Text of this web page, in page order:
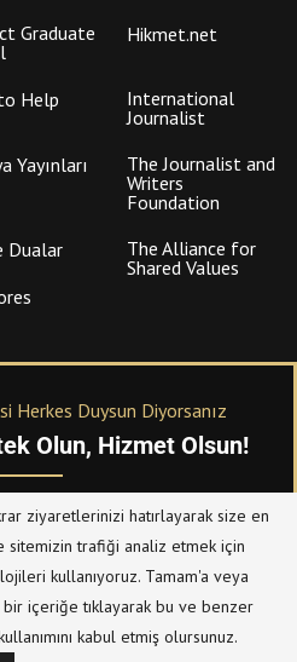
Graduate
Hikmet.net
Help
International
Journalist
Yayınları
The Journalist and
Writers
Foundation
Dualar
The Alliance for
Shared Values
Herkes Duysun Diyorsanız
Olun, Hizmet Olsun!
üzerinden sitemize bağışta
Taziye Defteri
ziyaretlerinizi hatırlayarak size en
sitemizin trafiği analiz etmek için
kullanıyoruz. Tamam'a veya
içeriğe tıklayarak bu ve benzer
kabul etmiş olursunuz.